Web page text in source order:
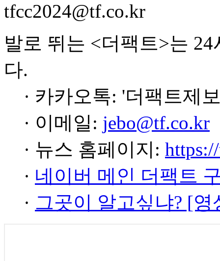
tfcc2024@tf.co.kr
발로 뛰는 <더팩트>는
다.
· 카카오톡: '더팩트제
· 이메일: jebo@tf.co.kr
· 뉴스 홈페이지:
· 네이버 메인 더팩트
· 그곳이 알고싶냐? [